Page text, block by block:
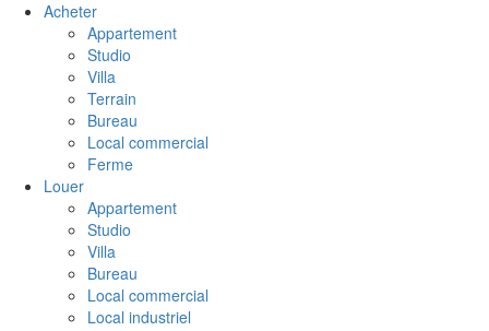
Acheter
Appartement
Studio
Villa
Terrain
Bureau
Local commercial
Ferme
Louer
Appartement
Studio
Villa
Bureau
Local commercial
Local industriel